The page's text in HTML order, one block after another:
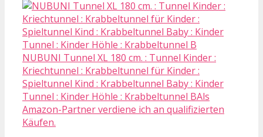
NUBUNI Tunnel XL 180 cm. : Tunnel Kinder :
Kriechtunnel : Krabbeltunnel für Kinder :
Spieltunnel Kind : Krabbeltunnel Baby : Kinder
Tunnel : Kinder Höhle : Krabbeltunnel BAls
Amazon-Partner verdiene ich an qualifizierten
Käufen.